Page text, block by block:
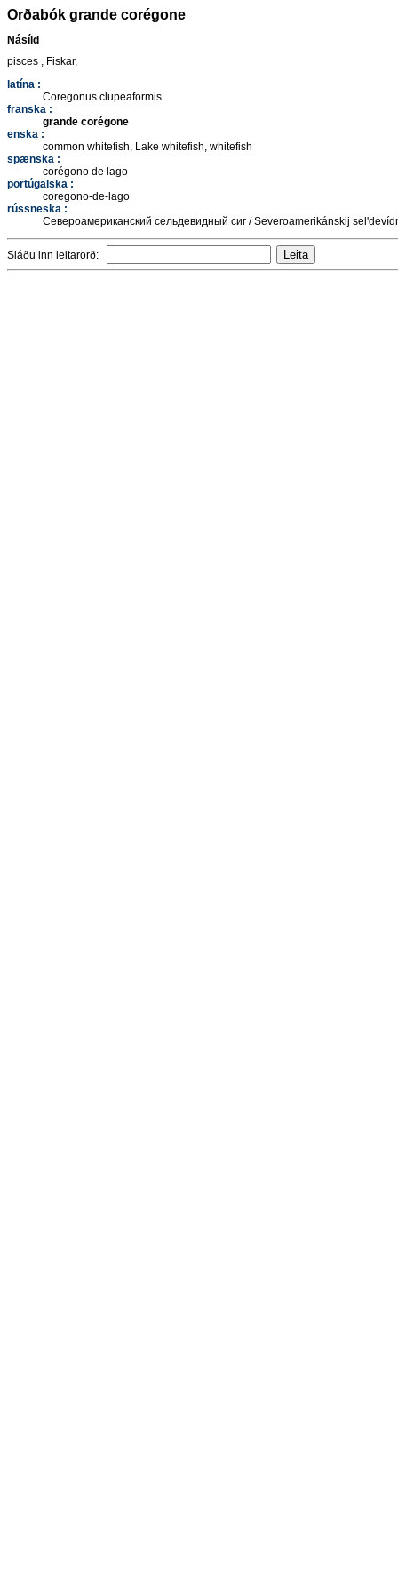
Orðabók grande corégone
Násíld
pisces , Fiskar,
latína :
Coregonus clupeaformis
franska :
grande corégone
enska :
common whitefish, Lake whitefish, whitefish
spænska :
corégono de lago
portúgalska :
coregono-de-lago
rússneska :
Североамериканский сельдевидный сиг / Severoamerikánskij
Sláðu inn leitarorð: